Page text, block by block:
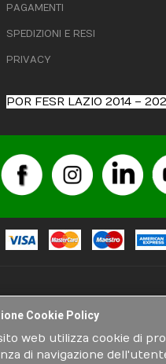
Cookie Policy
web utilizza cookie di
di navigazione
PAGAMENTI
SPEDIZIONI E RESI
PRIVACY
POR FESR LAZIO 2014 –
non hanno alcuna natura
tecniche e non, ecc),